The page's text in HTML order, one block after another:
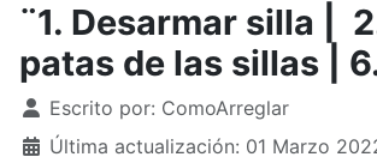
¨1. Desarmar silla |
patas de las sillas |
Detalles
Escrito por: ComoArreglar
Última actualización: 01 Marzo